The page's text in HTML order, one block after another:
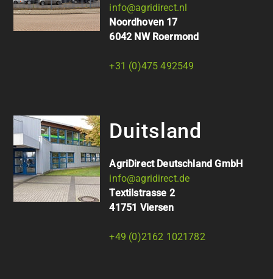
info@agridirect.nl
Noordhoven 17
6042 NW Roermond
+31 (0)475 492549
Duitsland
AgriDirect Deutschland GmbH
info@agridirect.de
Textilstrasse 2
41751 Viersen
+49 (0)2162 1021782